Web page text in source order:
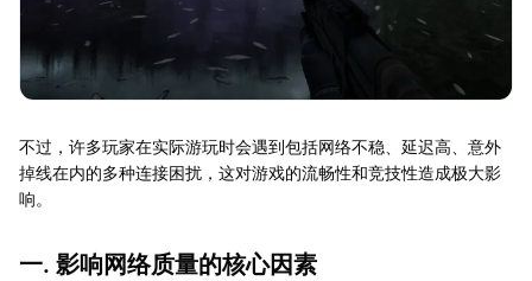
不过，许多玩家在实际游玩时会遇到包括网络不稳、延迟高、意外
掉线在内的多种连接困扰，这对游戏的流畅性和竞技性造成极大影
响。
一. 影响网络质量的核心因素